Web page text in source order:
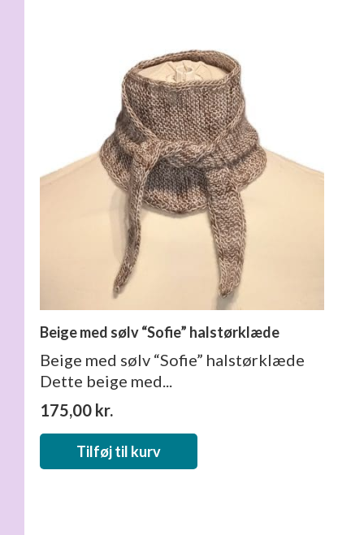
Beige med sølv “Sofie” halstørklæde
Beige med sølv “Sofie” halstørklæde
Dette beige med...
175,00 kr.
Tilføj til kurv